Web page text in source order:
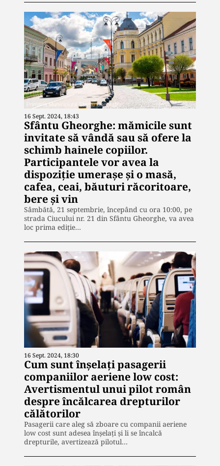
16 Sept. 2024, 18:43
Sfântu Gheorghe: mămicile sunt
invitate să vândă sau să ofere la
schimb hainele copiilor.
Participantele vor avea la
dispoziție umerașe și o masă,
cafea, ceai, băuturi răcoritoare,
bere și vin
Sâmbătă, 21 septembrie, începând cu ora 10:00, pe
strada Ciucului nr. 21 din Sfântu Gheorghe, va avea
loc prima ediție…
16 Sept. 2024, 18:30
Cum sunt înșelați pasagerii
companiilor aeriene low cost:
Avertismentul unui pilot român
despre încălcarea drepturilor
călătorilor
Pasagerii care aleg să zboare cu companii aeriene
low cost sunt adesea înșelați și li se încalcă
drepturile, avertizează pilotul…